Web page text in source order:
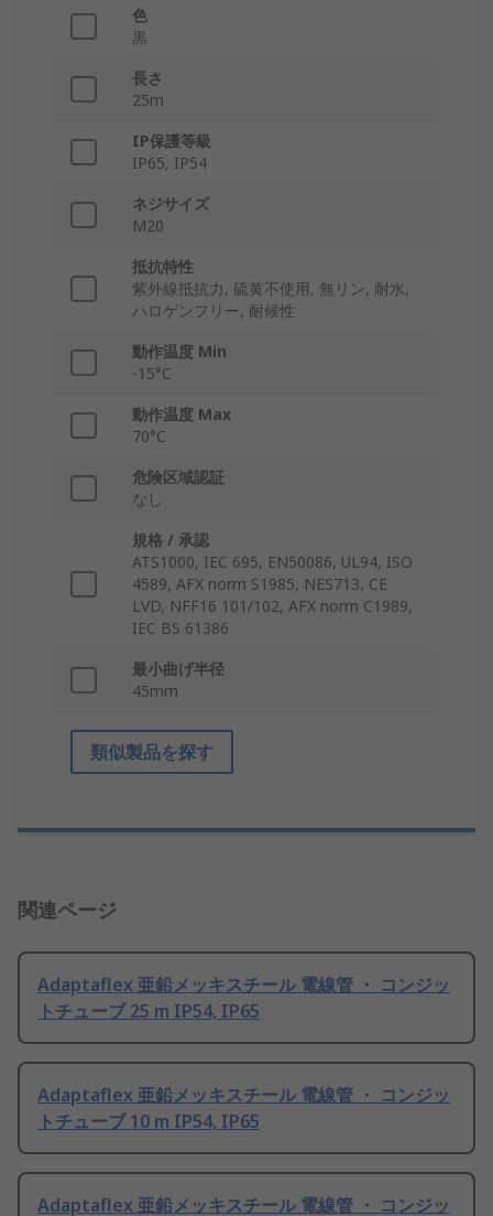
色
黒
長さ
25m
IP保護等級
IP65, IP54
ネジサイズ
M20
抵抗特性
紫外線抵抗力, 硫黄不使用, 無リン, 耐水,
ハロゲンフリー, 耐候性
動作温度 Min
-15°C
動作温度 Max
70°C
危険区域認証
なし
規格 / 承認
ATS1000, IEC 695, EN50086, UL94, ISO
4589, AFX norm S1985, NES713, CE
LVD, NFF16 101/102, AFX norm C1989,
IEC BS 61386
最小曲げ半径
45mm
類似製品を探す
関連ページ
Adaptaflex 亜鉛メッキスチール 電線管 ・ コンジッ
トチューブ 25 m IP54, IP65
Adaptaflex 亜鉛メッキスチール 電線管 ・ コンジッ
トチューブ 10 m IP54, IP65
Adaptaflex 亜鉛メッキスチール 電線管 ・ コンジッ